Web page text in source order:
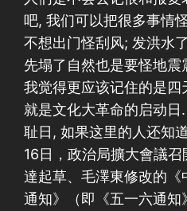
吧, 我们可以把很多事情
不想出门怪刮风; 发洪水
先塌了自然也是要怪地
我觉得更应该记住的是
就是文化大革命的启动日
耻日, 如果这里的人还知
16日，政治局擴大會議
達起草、毛澤東修改的
通知》（即《五一六通知